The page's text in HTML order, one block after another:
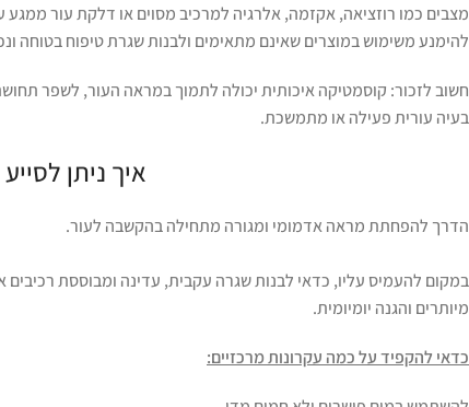
מצבים כמו רוזציאה, אקזמה, אלרגיה למרכיב מסוים או דלקת עור ממגע
להימנע משימוש במוצרים שאינם מתאימים ולבנות שגרת טיפוח בטוחה
חשוב לזכור: קוסמטיקה איכותית יכולה לתמוך במראה העור, לשפר
בעיה עורית פעילה או מתמשכת.
איך ניתן
הדרך להפחתת מראה אדמומי ומגורה מתחילה בהקשבה לעור.
במקום להעמיס עליו, כדאי לבנות שגרה עקבית, עדינה ומבוססת רכיבים
מיותרים והגנה יומיומית.
כדאי להקפיד על כמה עקרונות מרכזיים: